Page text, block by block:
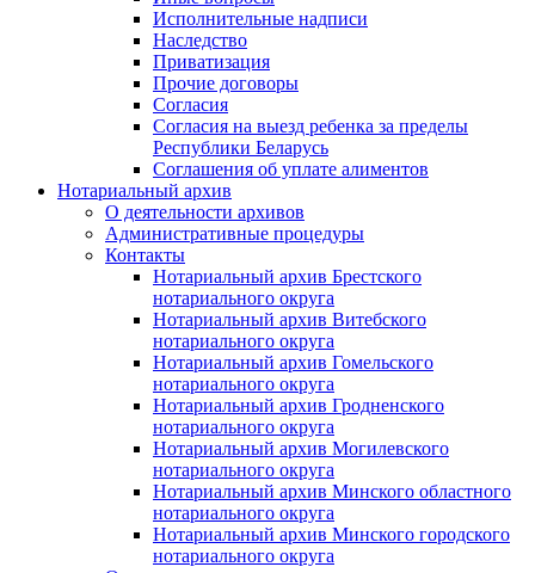
Исполнительные надписи
Наследство
Приватизация
Прочие договоры
Согласия
Согласия на выезд ребенка за пределы
Республики Беларусь
Соглашения об уплате алиментов
Нотариальный архив
О деятельности архивов
Административные процедуры
Контакты
Нотариальный архив Брестского
нотариального округа
Нотариальный архив Витебского
нотариального округа
Нотариальный архив Гомельского
нотариального округа
Нотариальный архив Гродненского
нотариального округа
Нотариальный архив Могилевского
нотариального округа
Нотариальный архив Минского областного
нотариального округа
Нотариальный архив Минского городского
нотариального округа